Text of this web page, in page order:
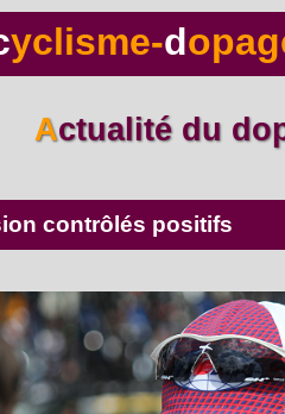
yclisme-d
Actualité du
contrôlés positifs